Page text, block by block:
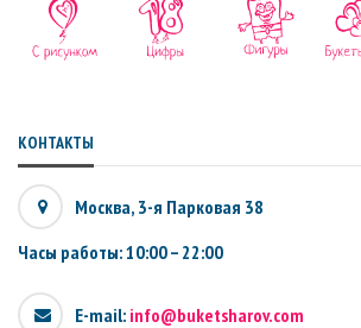
КОНТАКТЫ
Москва, 3-я Парковая 38
Часы работы: 10:00 – 22:00
E-mail: info@buketsharov.com